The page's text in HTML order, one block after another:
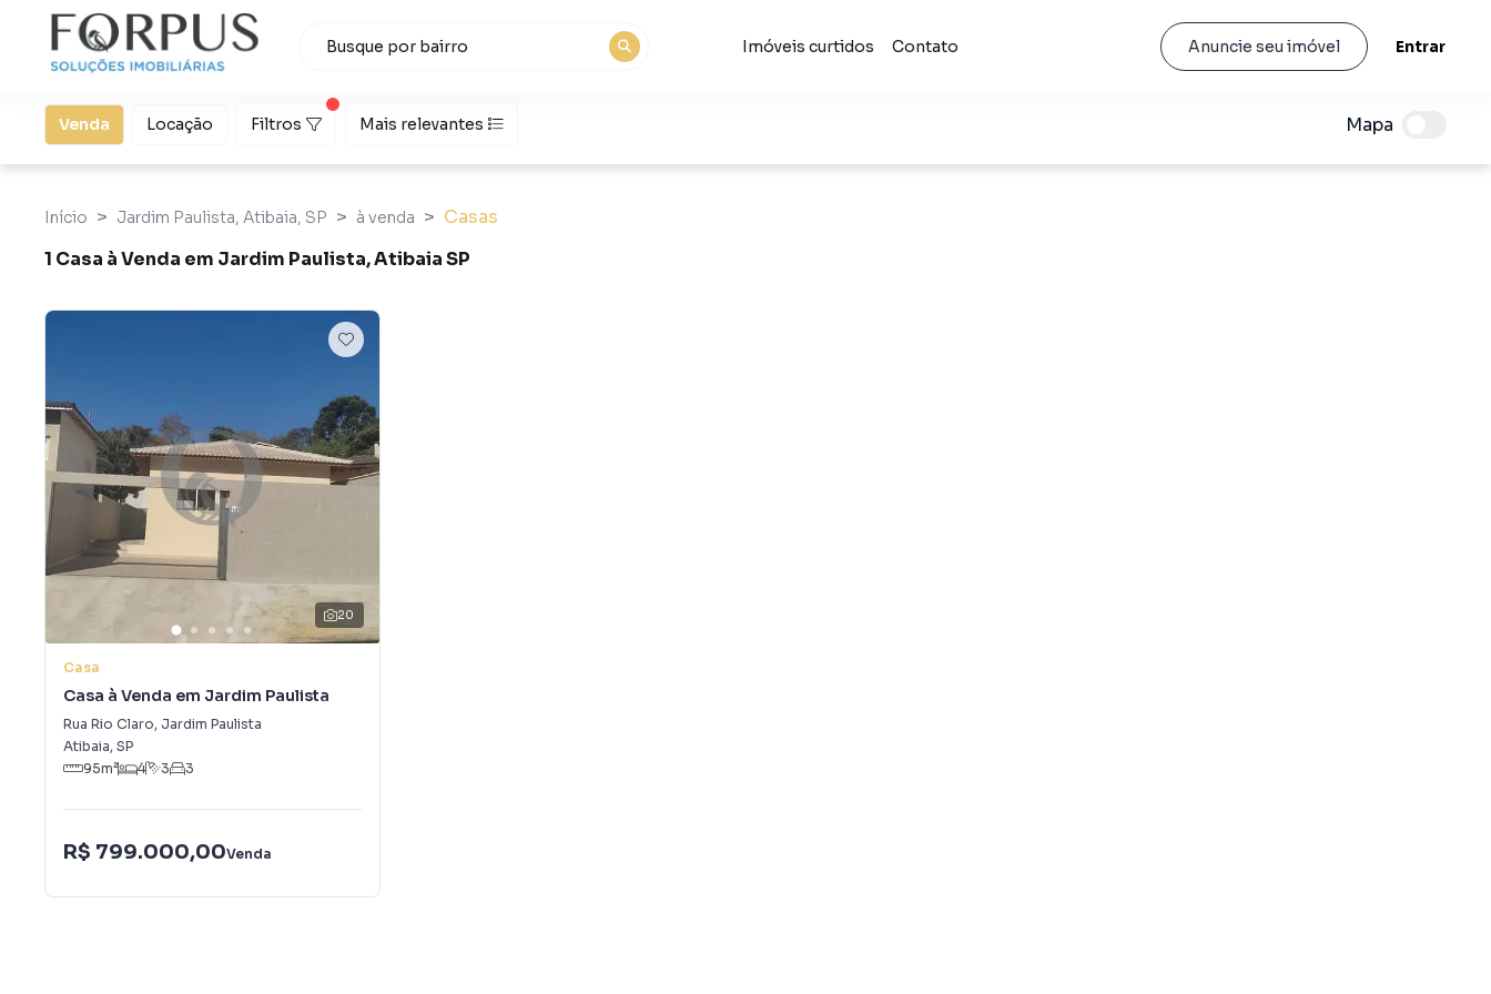
Imóveis curtidos Contato Anuncie seu imóvel Entrar
Venda Locação Filtros Mais relevantes Mapa
Início Jardim Paulista, Atibaia, SP à venda
Casas
1 Casa à Venda em Jardim Paulista, Atibaia SP
20
Casa
Casa à Venda em Jardim Paulista
Rua Rio Claro, Jardim Paulista
Atibaia, SP
95m² 4 3 3
R$ 799.000,00Venda